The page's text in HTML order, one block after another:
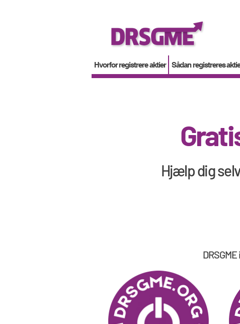
Hvorfor registrere aktier Sådan registreres
Hjælp dig